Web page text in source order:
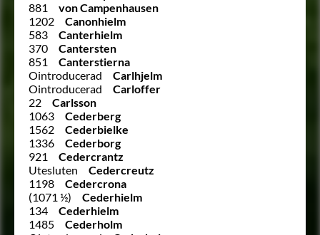
881
von Campenhausen
1202
Canonhielm
583
Canterhielm
370
Cantersten
851
Canterstierna
Ointroducerad
Carlhjelm
Ointroducerad
Carloffer
22
Carlsson
1063
Cederberg
1562
Cederbielke
1336
Cederborg
921
Cedercrantz
Utesluten
Cedercreutz
1198
Cedercrona
(1071 ½)
Cederhielm
134
Cederhielm
1485
Cederholm